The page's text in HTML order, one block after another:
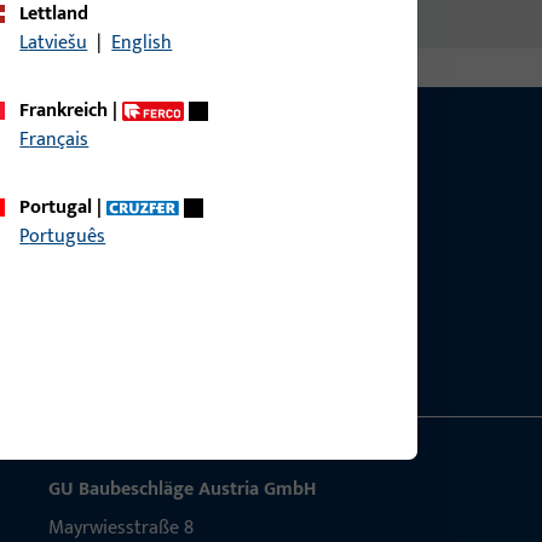
Lettland
Latviešu | English
Frankreich|
Français
Portugal|
Português
GU Baubeschläge Aus­tria GmbH
Mayrwies­straße 8